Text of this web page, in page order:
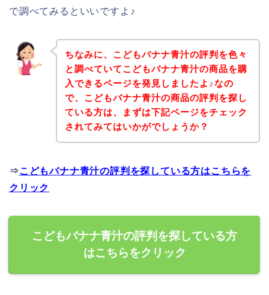
で調べてみるといいですよ♪
ちなみに、こどもバナナ青汁の評判を色々
と調べていてこどもバナナ青汁の商品を購
入できるページを発見しましたよ♪なの
で、こどもバナナ青汁の商品の評判を探し
ている方は、まずは下記ページをチェック
されてみてはいかがでしょうか？
⇒ こどもバナナ青汁の評判を探している方はこちらを
クリック
こどもバナナ青汁の評判を探している方
はこちらをクリック